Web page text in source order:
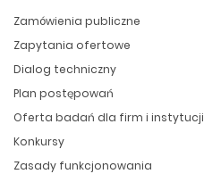
Zamówienia publiczne
Zapytania ofertowe
Dialog techniczny
Plan postępowań
Oferta badań dla firm i instytucji
Konkursy
Zasady funkcjonowania